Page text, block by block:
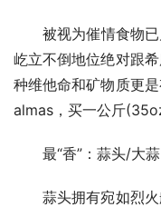
被视为催情食物已
屹立不倒地位绝对跟
种维他命和矿物质更
almas，买一公斤
最“香”：蒜头/大蒜
蒜头拥有宛如烈火